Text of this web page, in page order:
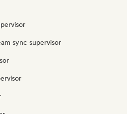
sync supervisor